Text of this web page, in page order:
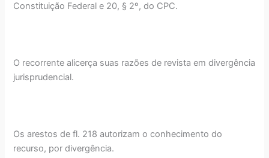
Constituição Federal e 20, § 2º, do CPC.
O recorrente alicerça suas razões de revista em divergência
jurisprudencial.
Os arestos de fl. 218 autorizam o conhecimento do
recurso, por divergência.